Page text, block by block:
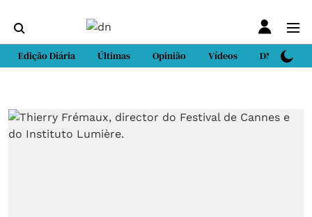
Edição Diária Últimas Opinião Vídeos DN Sport